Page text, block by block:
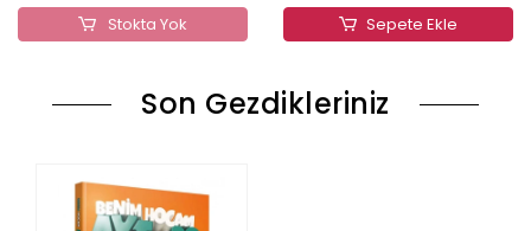
Stokta Yok Sepete Ekle
Son Gezdikleriniz